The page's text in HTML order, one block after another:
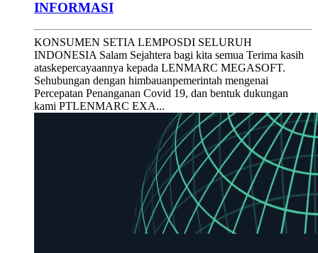
INFORMASI
KONSUMEN SETIA LEMPOSDI SELURUH
INDONESIA Salam Sejahtera bagi kita semua Terima kasih
ataskepercayaannya kepada LENMARC MEGASOFT.
Sehubungan dengan himbauanpemerintah mengenai
Percepatan Penanganan Covid 19, dan bentuk dukungan
kami PTLENMARC EXA...